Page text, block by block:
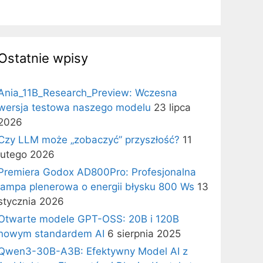
wpisy
Wczesna
testowa naszego modelu 23 lipca
LLM może „zobaczyć” przyszłość? 11
2026
Godox AD800Pro: Profesjonalna
plenerowa o energii błysku 800 Ws 13
2026
modele GPT-OSS: 20B i 120B
standardem AI 6 sierpnia 2025
30B-A3B: Efektywny Model AI z